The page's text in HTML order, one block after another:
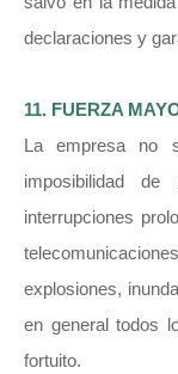
declaraciones y
11. FUERZA
La empresa no
imposibilidad
interrupciones
explosiones,
en general todos
fortuito.